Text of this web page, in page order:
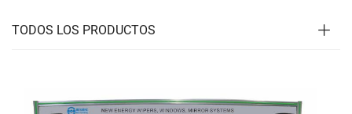
TODOS LOS PRODUCTOS